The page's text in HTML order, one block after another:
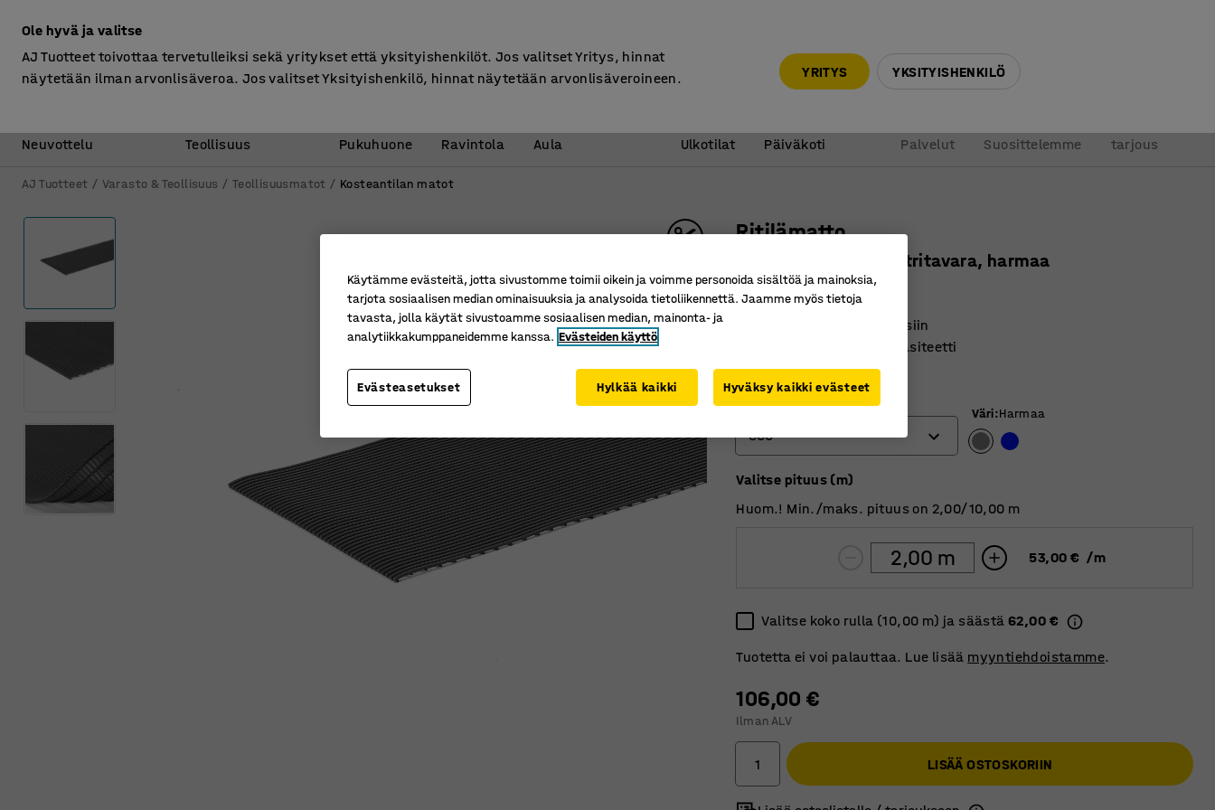
Neuvottelu
Teollisuus
Pukuhuone Ravintola
Aula
Ulkotilat
Päiväkoti
Palvelut Suosittelemme
tarjous
AJ Tuotteet Varasto & Teollisuus Teollisuusmatot Kosteantilan matot
Ritilämatto
Leveys: 600 mm, metritavara, harmaa
Tuotenumero:25858
Täydellinen pukuhuoneisiin
Korkea vedenpoistokapasiteetti
Helppo puhdistaa
Leveys (mm)
600
600
910
Väri:Harmaa
Valitse pituus (m)
Huom.! Min./maks. pituus on 2,00/10,00 m
53,00 € /m
Valitse koko rulla (10,00 m) ja säästä62,00 €
Tuotetta ei voi palauttaa. Lue lisää myyntiehdoistamme.
106,00 €
Ilman ALV
LISÄÄ OSTOSKORIIN
Ole hyvä ja valitse
AJ Tuotteet toivottaa tervetulleiksi sekä yritykset että yksityishenkilöt. Jos valitset Yritys, hinnat
näytetään ilman arvonlisäveroa. Jos valitset Yksityishenkilö, hinnat näytetään arvonlisäveroineen.
YRITYS YKSITYISHENKILÖ
Käytämme evästeitä, jotta sivustomme toimii oikein ja voimme personoida sisältöä ja mainoksia,
tarjota sosiaalisen median ominaisuuksia ja analysoida tietoliikennettä. Jaamme myös tietoja
tavasta, jolla käytät sivustoamme sosiaalisen median, mainonta- ja
analytiikkakumppaneidemme kanssa. Evästeiden käyttö
Evästeasetukset Hylkää kaikki Hyväksy kaikki evästeet